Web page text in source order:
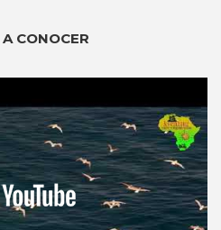
CONOCER